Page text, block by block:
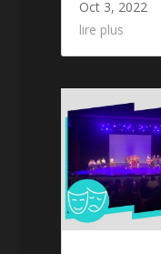
Oct 3, 2022
lire plus